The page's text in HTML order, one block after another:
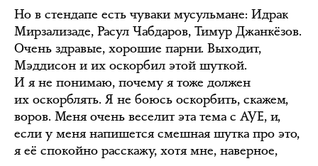
Но в стендапе есть чуваки мусульмане: Идрак
Мирзализаде, Расул Чабдаров, Тимур Джанкёзов.
Очень здравые, хорошие парни. Выходит,
Мэддисон и их оскорбил этой шуткой.
И я не понимаю, почему я тоже должен
их оскорблять. Я не боюсь оскорбить, скажем,
воров. Меня очень веселит эта тема с АУЕ, и,
если у меня напишется смешная шутка про это,
я её спокойно расскажу, хотя мне, наверное,